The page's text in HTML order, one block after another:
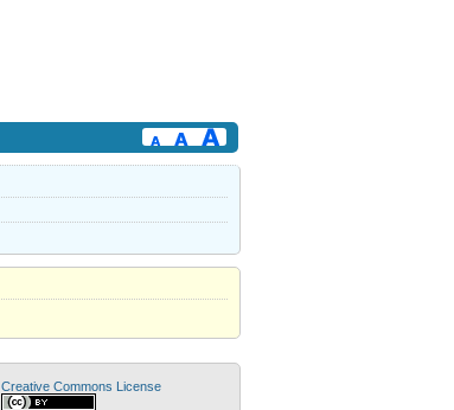
Creative Commons License